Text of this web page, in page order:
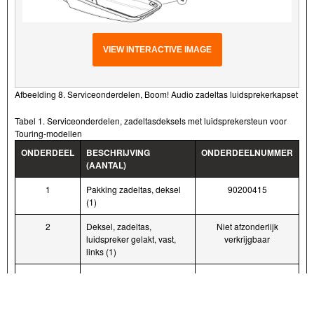
VIEW INTERACTIVE IMAGE
Afbeelding 8. Serviceonderdelen, Boom! Audio zadeltas luidsprekerkapset
Tabel 1. Serviceonderdelen, zadeltasdeksels met luidsprekersteun voor
Touring-modellen
ONDERDEEL
BESCHRIJVING
(AANTAL)
ONDERDEELNUMMER
1
Pakking zadeltas, deksel
(1)
90200415
2
Deksel, zadeltas,
luidspreker gelakt, vast,
links (1)
Niet afzonderlijk
verkrijgbaar